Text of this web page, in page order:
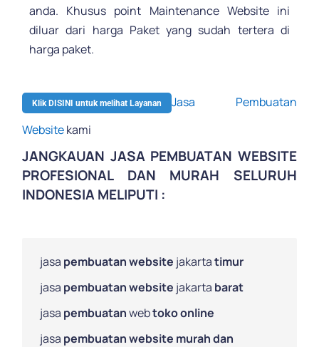
anda. Khusus point Maintenance Website ini
diluar dari harga Paket yang sudah tertera di
harga paket.
Klik DISINI untuk melihat Layanan
Jasa Pembuatan
Websitekami
JANGKAUAN JASA PEMBUATAN WEBSITE
PROFESIONAL DAN MURAH SELURUH
INDONESIA MELIPUTI :
jasa pembuatan website jakartatimur
jasa pembuatan website jakarta barat
jasa pembuatanwebtoko online
jasa pembuatan website murah dan